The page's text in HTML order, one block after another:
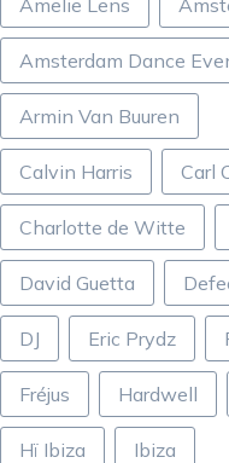
Amelie Lens
Amsterdam Dance
Armin Van Buuren
Calvin Harris Carl
Charlotte de Witte
David Guetta
DJ Eric Prydz
Fréjus Hardwell
Hï Ibiza Ibiza